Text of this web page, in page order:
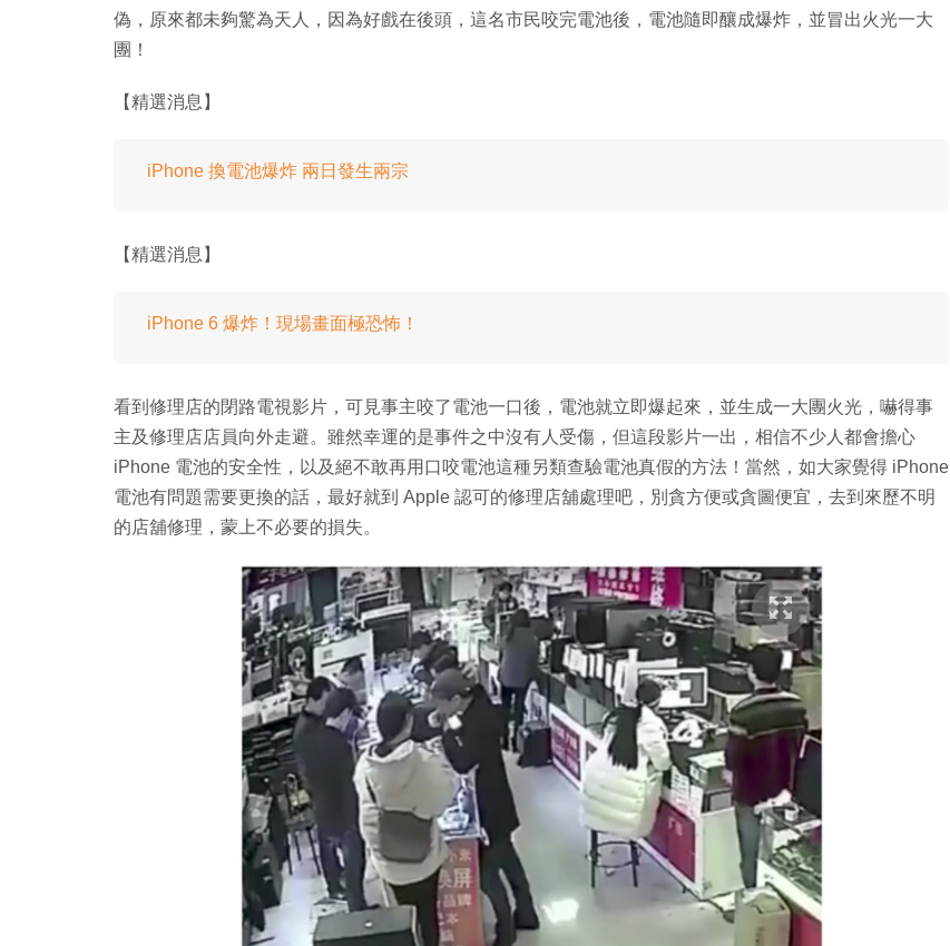
偽，原來都未夠驚為天人，因為好戲在後頭，這名市民咬完電池後，電池隨即釀成爆炸，並冒出火光一大
團！
【精選消息】
iPhone 換電池爆炸 兩日發生兩宗
【精選消息】
iPhone 6 爆炸！現場畫面極恐怖！
看到修理店的閉路電視影片，可見事主咬了電池一口後，電池就立即爆起來，並生成一大團火光，嚇得事
主及修理店店員向外走避。雖然幸運的是事件之中沒有人受傷，但這段影片一出，相信不少人都會擔心
iPhone 電池的安全性，以及絕不敢再用口咬電池這種另類查驗電池真假的方法！當然，如大家覺得 iPhone
電池有問題需要更換的話，最好就到 Apple 認可的修理店舖處理吧，別貪方便或貪圖便宜，去到來歷不明
的店舖修理，蒙上不必要的損失。